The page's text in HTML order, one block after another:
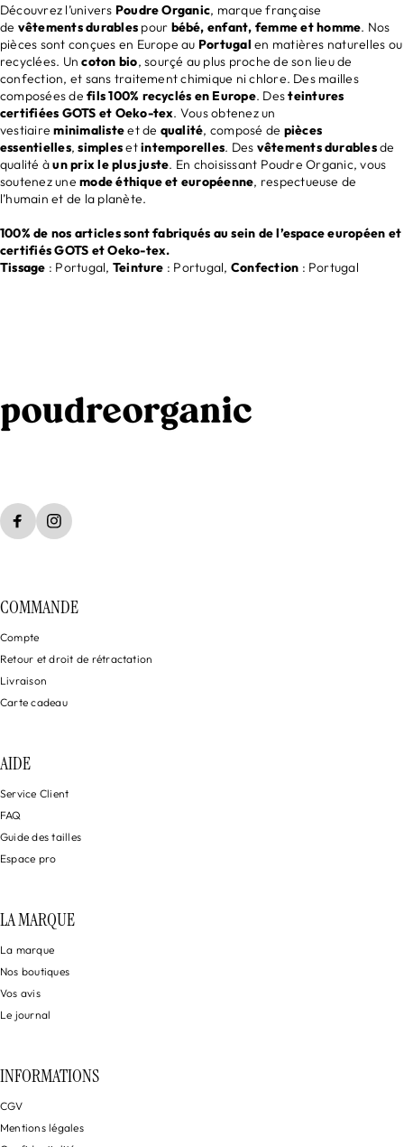
Découvrez l’univers Poudre Organic, marque française
de vêtements durables pour bébé, enfant, femme et homme. Nos
pièces sont conçues en Europe au Portugal en matières naturelles ou
recyclées. Uncoton bio, sourçé au plus proche de son lieu de
confection, et sans traitement chimique ni chlore. Des mailles
composées defils 100% recyclés en Europe. Desteintures
certifiées GOTS et Oeko-tex. Vous obtenez un
vestiaireminimalisteet de qualité, composé de pièces
essentielles,simplesetintemporelles. Des vêtements durablesde
qualité àun prix le plus juste. En choisissant Poudre Organic, vous
soutenez unemode éthique et européenne, respectueuse de
l’humain et de la planète.
100% de nos articles sont fabriqués au sein de l’espace européen et
certifiés GOTS et Oeko-tex.
Tissage : Portugal, Teinture : Portugal, Confection : Portugal
COMMANDE
Compte
Retour et droit de rétractation
Livraison
Carte cadeau
AIDE
Service Client
FAQ
Guide des tailles
Espace pro
LA MARQUE
La marque
Nos boutiques
Vos avis
Le journal
INFORMATIONS
CGV
Mentions légales